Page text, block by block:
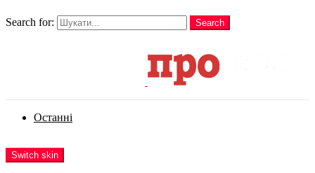
Search for:
Search
Останні
Switch skin